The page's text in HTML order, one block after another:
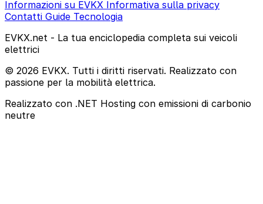
Informazioni su EVKX Informativa sulla privacy
Contatti Guide Tecnologia
EVKX.net - La tua enciclopedia completa sui veicoli
elettrici
© 2026 EVKX. Tutti i diritti riservati. Realizzato con
passione per la mobilità elettrica.
Realizzato con .NET Hosting con emissioni di carbonio
neutre